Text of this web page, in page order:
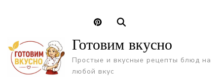
Готовим вкусно
Простые и вкусные рецепты блюд на
любой вкус